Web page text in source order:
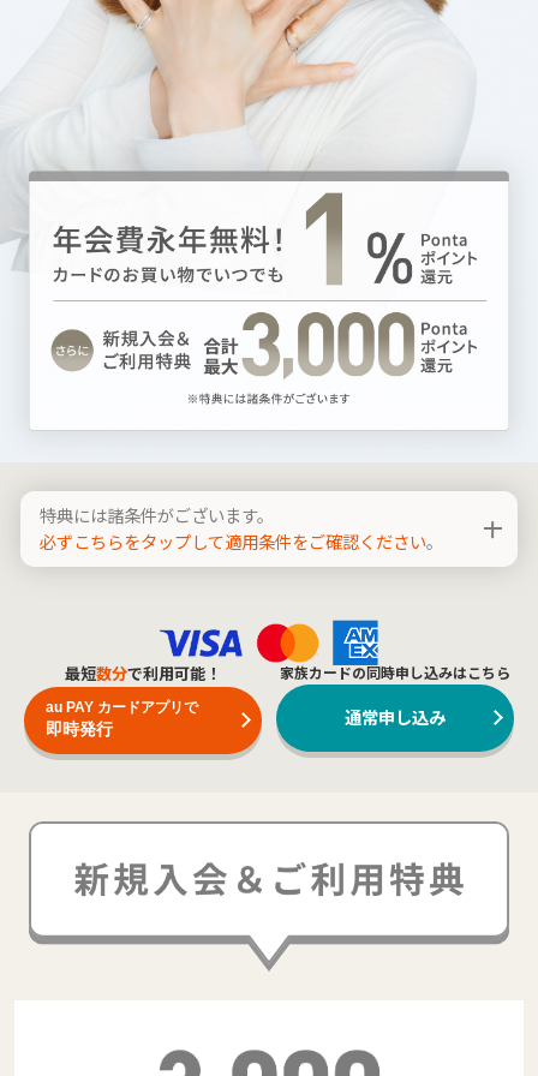
特典には諸条件がございます。
必ずこちらをタップして適用条件をご確認ください。
最短数分で利用可能！
au PAY カードアプリで
即時発行
家族カードの同時申し込みはこちら
通常申し込み